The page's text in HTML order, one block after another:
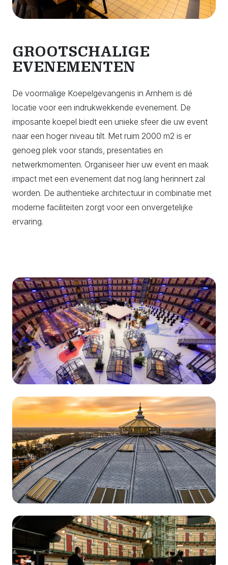
GROOTSCHALIGE
EVENEMENTEN
De voormalige Koepelgevangenis in Arnhem is dé
locatie voor een indrukwekkende evenement. De
imposante koepel biedt een unieke sfeer die uw event
naar een hoger niveau tilt. Met ruim 2000 m2 is er
genoeg plek voor stands, presentaties en
netwerkmomenten. Organiseer hier uw event en maak
impact met een evenement dat nog lang herinnert zal
worden. De authentieke architectuur in combinatie met
moderne faciliteiten zorgt voor een onvergetelijke
ervaring.